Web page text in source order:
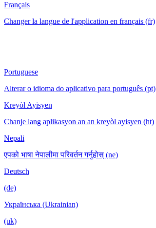
Français
Changer la langue de l'application en français (fr)
Portuguese
Alterar o idioma do aplicativo para português (pt)
Kreyòl Ayisyen
Chanje lang aplikasyon an an kreyòl ayisyen (ht)
Nepali
एपको भाषा नेपालीमा परिवर्तन गर्नुहोस् (ne)
Deutsch
(de)
Українська (Ukrainian)
(uk)